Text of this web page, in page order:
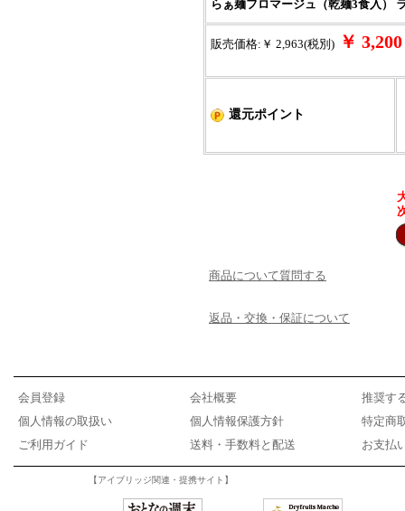
らぁ麺フロマージュ（乾麺3食入）
販売価格:￥ 2,963(税別) ￥
還元ポイント
商品について質問する
返品・交換・保証について
会員登録 会社概要
推奨す
個人情報の取扱い
個人情報保護方針
特定商
ご利用ガイド
送料・手数料と配送 お支払
【アイブリッジ関連・提携サイト】